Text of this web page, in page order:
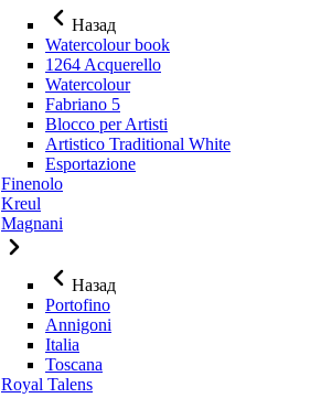
Назад
Watercolour book
1264 Acquerello
Watercolour
Fabriano 5
Blocco per Artisti
Artistico Traditional White
Esportazione
Finenolo
Kreul
Magnani
Назад
Portofino
Annigoni
Italia
Toscana
Royal Talens